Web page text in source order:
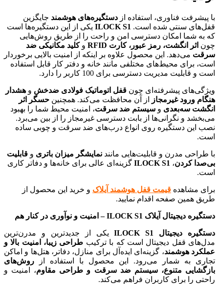
با پیشرفت فناوری، استفاده از دستگیره‌های هوشمند جایگزین
قفل‌های سنتی شده است. ILOCK S1 یکی از این دستگیره‌ها است
که به شما امکان دسترسی امن و راحت را از طریق روش‌هایی
چون اثر انگشت، رمز عبور، کارت RFID وکلید مکانیکی ضد
سرقت می‌دهد. این محصول علاوه بر اینکه از امنیت بالایی برخوردار
است، برای محیط‌های مختلفی مانند خانه و دفتر کار قابل استفاده
است و قابلیت مدیریت دسترسی برای 100 کاربر را دارد.
ویژگی‌های پیشرفته‌ای چون قفل اتوماتیک فولادی ضدخش و هشدار
هنگام ورود غیرمجاز
از آن محافظت می‌کند. همچنین حسگر اثر
انگشت سه‌بعدی و سیستم ضد سرقت، امنیت محیط شما را بهبود
می‌بخشد و نگرانی‌ها از بابت دسترسی غیرمجاز را از بین می‌برد.
نصب این دستگیره روی انواع درب‌های ضد سرقت و چوبی ساده
است.
با طراحی مدرن و قابلیت‌هایی مانند نمایشگر میزان باتری و قابلیت
بی‌صدا کردن، ILOCK S1 گزینه‌ای عالی برای خانه‌ها و دفاتر کاری
است.
برای مشاهده قیمت قفل هوشمند آیلاک و خرید این محصول از
طریق همین صفحه اقدام نمایید.
دستگیره دیجیتال آیلاک ILOCK S1 – امنیت و نوآوری در کنار هم
دستگیره دیجیتال ILOCK S1
یکی از جدیدترین و مدرن‌ترین
مدل‌های قفل دیجیتال است که با ترکیب طراحی زیبا، امنیت بالا و
عملکرد هوشمند، گزینه‌ای ایده‌آل برای منازل، دفاتر، هتل‌ها و اماکن
تجاری به شمار می‌رود. این محصول با استفاده از روش‌های
بازگشایی متنوع، سیستم ضد سرقت و طراحی مقاوم، امنیت و
راحتی را برای کاربران فراهم می‌کند.